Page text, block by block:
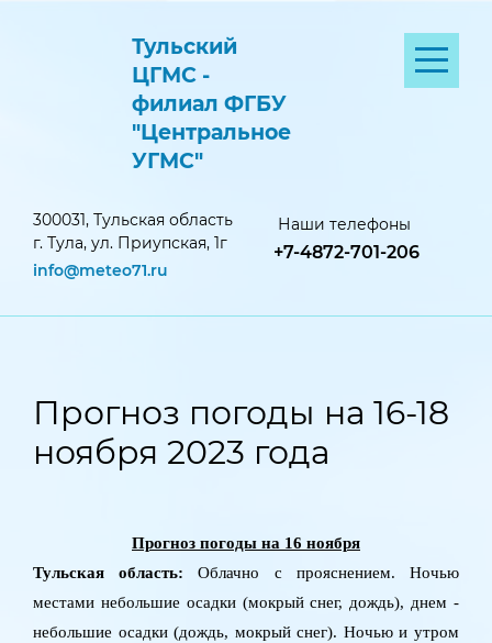
Тульский
ЦГМС -
филиал ФГБУ
"Центральное
УГМС"
300031, Тульская область
г. Тула, ул. Приупская, 1г
info@meteo71.ru
Наши телефоны
+7-4872-701-206
Прогноз погоды на 16-18
ноября 2023 года
Прогноз погоды на 16 ноября
Тульская область: Облачно с прояснением. Ночью
местами небольшие осадки (мокрый снег, дождь), днем -
небольшие осадки (дождь, мокрый снег). Ночью и утром